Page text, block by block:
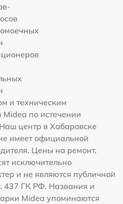
и техническим
по истечении
центр в Хабаровске
имеет официальной
Цены на ремонт,
исключительно
и не являются публичной
437 ГК РФ. Названия и
Midea упоминаются